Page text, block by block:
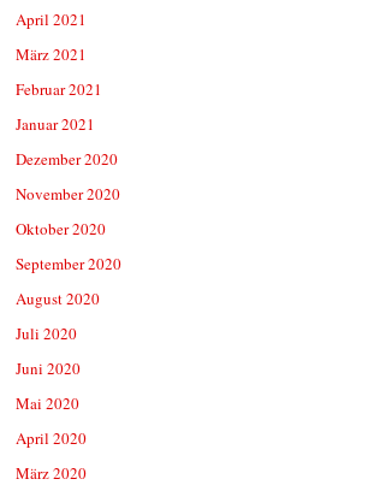
April 2021
März 2021
Februar 2021
Januar 2021
Dezember 2020
November 2020
Oktober 2020
September 2020
August 2020
Juli 2020
Juni 2020
Mai 2020
April 2020
März 2020